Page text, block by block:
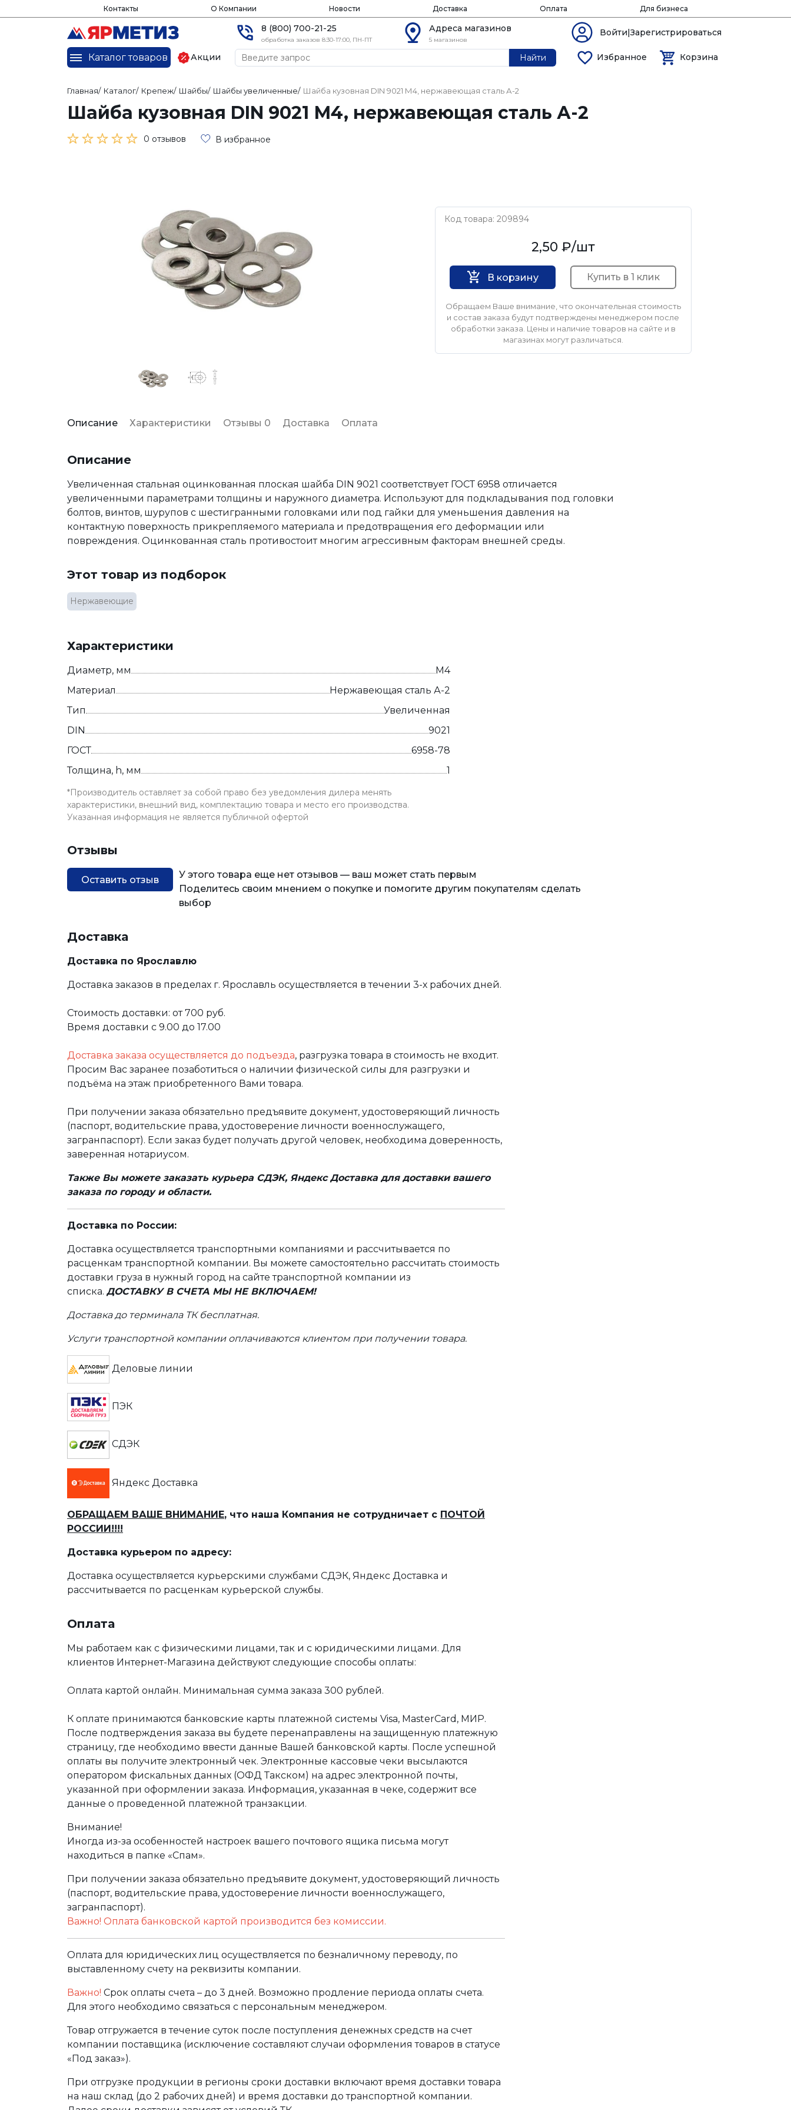
Контакты О Компании Новости Доставка Оплата Для бизнеса
8 (800) 700-21-25
обработка заказов 8:30-17:00, ПН-ПТ
Адреса магазинов
5 магазинов
Войти|Зарегистрироваться
Каталог товаров Акции Найти Избранное Корзина
Главная/ Каталог/ Крепеж/ Шайбы/ Шайбы увеличенные/ Шайба кузовная DIN 9021 М4, нержавеющая сталь А-2
Шайба кузовная DIN 9021 М4, нержавеющая сталь А-2
0 отзывов В избранное
Код товара: 209894
2,50 ₽/шт
В корзину Купить в 1 клик
Обращаем Ваше внимание, что окончательная стоимость
и состав заказа будут подтверждены менеджером после
обработки заказа. Цены и наличие товаров на сайте и в
магазинах могут различаться.
Описание Характеристики Отзывы 0 Доставка Оплата
Описание
Увеличенная стальная оцинкованная плоская шайба DIN 9021 соответствует ГОСТ 6958 отличается
увеличенными параметрами толщины и наружного диаметра. Используют для подкладывания под головки
болтов, винтов, шурупов с шестигранными головками или под гайки для уменьшения давления на
контактную поверхность прикрепляемого материала и предотвращения его деформации или
повреждения. Оцинкованная сталь противостоит многим агрессивным факторам внешней среды.
Этот товар из подборок
Нержавеющие
Характеристики
Диаметр, мм
М4
Материал
Нержавеющая сталь А-2
Тип
Увеличенная
DIN
9021
ГОСТ
6958-78
Толщина, h, мм
1
*Производитель оставляет за собой право без уведомления дилера менять
характеристики, внешний вид, комплектацию товара и место его производства.
Указанная информация не является публичной офертой
Отзывы
Оставить отзыв
У этого товара еще нет отзывов — ваш может стать первым
Поделитесь своим мнением о покупке и помогите другим покупателям сделать
выбор
Доставка
Доставка по Ярославлю
Доставка заказов в пределах г. Ярославль осуществляется в течении 3-х рабочих дней.
Стоимость доставки: от 700 руб.
Время доставки с 9.00 до 17.00
Доставка заказа осуществляется до подъезда, разгрузка товара в стоимость не входит.
Просим Вас заранее позаботиться о наличии физической силы для разгрузки и
подъёма на этаж приобретенного Вами товара.
При получении заказа обязательно предъявите документ, удостоверяющий личность
(паспорт, водительские права, удостоверение личности военнослужащего,
загранпаспорт). Если заказ будет получать другой человек, необходима доверенность,
заверенная нотариусом.
Также Вы можете заказать курьера СДЭК, Яндекс Доставка для доставки вашего
заказа по городу и области.
Доставка по России:
Доставка осуществляется транспортными компаниями и рассчитывается по
расценкам транспортной компании. Вы можете самостоятельно рассчитать стоимость
доставки груза в нужный город на сайте транспортной компании из
списка. ДОСТАВКУ В СЧЕТА МЫ НЕ ВКЛЮЧАЕМ!
Доставка до терминала ТК бесплатная.
Услуги транспортной компании оплачиваются клиентом при получении товара.
Деловые линии
ПЭК
СДЭК
Яндекс Доставка
ОБРАЩАЕМ ВАШЕ ВНИМАНИЕ, что наша Компания не сотрудничает с ПОЧТОЙ
РОССИИ!!!!
Доставка курьером по адресу:
Доставка осуществляется курьерскими службами СДЭК, Яндекс Доставка и
рассчитывается по расценкам курьерской службы.
Оплата
Мы работаем как с физическими лицами, так и с юридическими лицами. Для
клиентов Интернет-Магазина действуют следующие способы оплаты:
Оплата картой онлайн. Минимальная сумма заказа 300 рублей.
К оплате принимаются банковские карты платежной системы Visa, MasterCard, МИР.
После подтверждения заказа вы будете перенаправлены на защищенную платежную
страницу, где необходимо ввести данные Вашей банковской карты. После успешной
оплаты вы получите электронный чек. Электронные кассовые чеки высылаются
оператором фискальных данных (ОФД Такском) на адрес электронной почты,
указанной при оформлении заказа. Информация, указанная в чеке, содержит все
данные о проведенной платежной транзакции.
Внимание!
Иногда из-за особенностей настроек вашего почтового ящика письма могут
находиться в папке «Спам».
При получении заказа обязательно предъявите документ, удостоверяющий личность
(паспорт, водительские права, удостоверение личности военнослужащего,
загранпаспорт).
Важно! Оплата банковской картой производится без комиссии.
Оплата для юридических лиц осуществляется по безналичному переводу, по
выставленному счету на реквизиты компании.
Важно! Срок оплаты счета – до 3 дней. Возможно продление периода оплаты счета.
Для этого необходимо связаться с персональным менеджером.
Товар отгружается в течение суток после поступления денежных средств на счет
компании поставщика (исключение составляют случаи оформления товаров в статусе
«Под заказ»).
При отгрузке продукции в регионы сроки доставки включают время доставки товара
на наш склад (до 2 рабочих дней) и время доставки до транспортной компании.